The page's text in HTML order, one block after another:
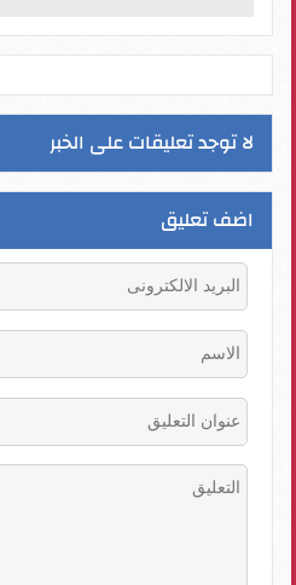
لا توجد تعليقات على الخبر
اضف تعليق